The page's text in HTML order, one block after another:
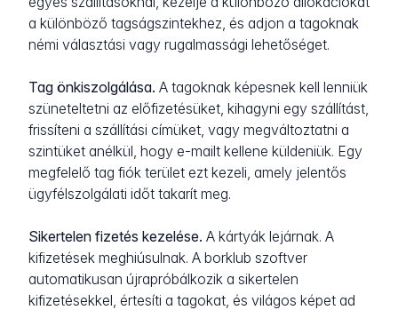
a különböző tagságszintekhez, és adjon a tagoknak
némi választási vagy rugalmassági lehetőséget.
Tag önkiszolgálása. A tagoknak képesnek kell lenniük
szüneteltetni az előfizetésüket, kihagyni egy szállítást,
frissíteni a szállítási címüket, vagy megváltoztatni a
szintüket anélkül, hogy e-mailt kellene küldeniük. Egy
megfelelő tag fiók terület ezt kezeli, amely jelentős
ügyfélszolgálati időt takarít meg.
Sikertelen fizetés kezelése. A kártyák lejárnak. A
kifizetések meghiúsulnak. A borklub szoftver
automatikusan újrapróbálkozik a sikertelen
kifizetésekkel, értesíti a tagokat, és világos képet ad